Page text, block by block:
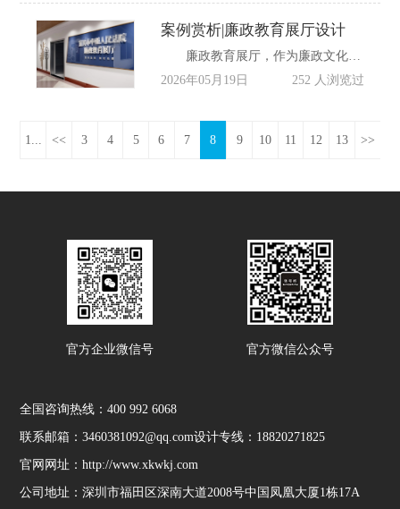
案例赏析|廉政教育展厅设计
2026年05月19日
252 人浏览过
1... << 3 4 5 6 7 8 9 10 11 12 13 >>
官方企业微信号 官方微信公众号
全国咨询热线：400 992 6068
联系邮箱：3460381092@qq.com设计专线：18820271825
官网网址：http://www.xkwkj.com
公司地址：深圳市福田区深南大道2008号中国凤凰大厦1栋17A